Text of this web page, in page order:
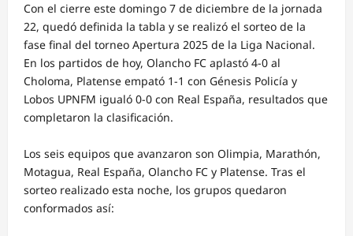
Con el cierre este domingo 7 de diciembre de la jornada
22, quedó definida la tabla y se realizó el sorteo de la
fase final del torneo Apertura 2025 de la Liga Nacional.
En los partidos de hoy, Olancho FC aplastó 4-0 al
Choloma, Platense empató 1-1 con Génesis Policía y
Lobos UPNFM igualó 0-0 con Real España, resultados que
completaron la clasificación.
Los seis equipos que avanzaron son Olimpia, Marathón,
Motagua, Real España, Olancho FC y Platense. Tras el
sorteo realizado esta noche, los grupos quedaron
conformados así: